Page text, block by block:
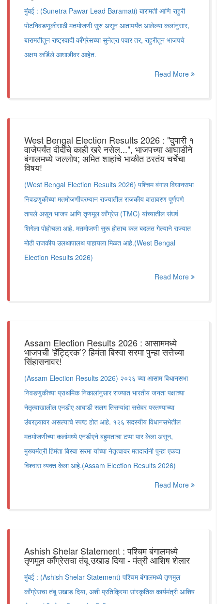
मुंबई : (Sunetra Pawar Lead Baramati) बारामती आणि राहुरी
पोटनिवडणूकीसाठी मतमोजणी सुरु असून आतापर्यंत आलेल्या कलांनुसार,
बारामतीतून राष्ट्रवादी काँग्रेसच्या सुनेत्रा पवार तर, राहुरीतून भाजपचे
अक्षय कर्डिले आघाडीवर आहेत.
Read More
West Bengal Election Results 2026 : "दुपारी १
वाजेपर्यंत दीदींचे काही खरे नसेल...", भाजपच्या आघाडीने
बंगालमध्ये जल्लोष; अमित शाहांचे भाकीत ठरतंय चर्चेचा
विषय!
(West Bengal Election Results 2026) पश्चिम बंगाल विधानसभा
निवडणुकीच्या मतमोजणीदरम्यान राज्यातील राजकीय वातावरण पूर्णपणे
तापले असून भाजप आणि तृणमूल काँग्रेस (TMC) यांच्यातील संघर्ष
शिगेला पोहोचला आहे. मतमोजणी सुरू होताच कल बदलत गेल्याने राज्यात
मोठी राजकीय उलथापालथ पाहायला मिळत आहे.(West Bengal
Election Results 2026)
Read More
Assam Election Results 2026 : आसाममध्ये
भाजपची ‘हॅट्ट्रिक’? हिमंता बिस्वा सरमा पुन्हा सत्तेच्या
सिंहासनावर!
(Assam Election Results 2026) २०२६ च्या आसाम विधानसभा
निवडणुकीच्या प्राथमिक निकालांनुसार राज्यात भारतीय जनता पक्षाच्या
नेतृत्वाखालील एनडीए आघाडी सलग तिसऱ्यांदा सत्तेवर परतण्याच्या
उंबरठ्यावर असल्याचे स्पष्ट होत आहे. १२६ सदस्यीय विधानसभेतील
मतमोजणीच्या कलांमध्ये एनडीएने बहुमताचा टप्पा पार केला असून,
मुख्यमंत्री हिमंता बिस्वा सरमा यांच्या नेतृत्वावर मतदारांनी पुन्हा एकदा
विश्वास व्यक्त केला आहे.(Assam Election Results 2026)
Read More
Ashish Shelar Statement : पश्चिम बंगालमध्ये
तृणमुल काँग्रेसचा तंबू उखाड दिया - मंत्री आशिष शेलार
मुंबई : (Ashish Shelar Statement) पश्चिम बंगालमध्ये तृणमुल
काँग्रेसचा तंबू उखाड दिया, अशी प्रतिक्रिया सांस्कृतिक कार्यमंत्री आशिष